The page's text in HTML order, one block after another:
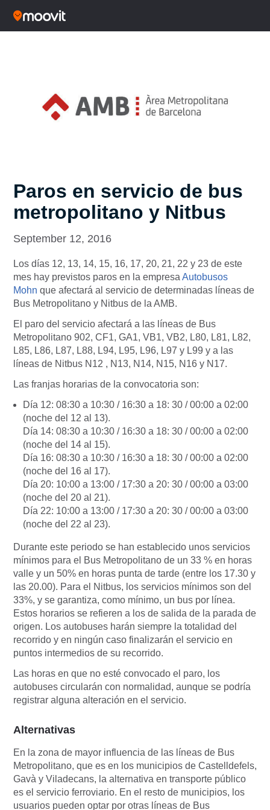
Paros en servicio de bus
metropolitano y Nitbus
September 12, 2016
Los días 12, 13, 14, 15, 16, 17, 20, 21, 22 y 23 de este
mes hay previstos paros en la empresa Autobusos
Mohn que afectará al servicio de determinadas líneas de
Bus Metropolitano y Nitbus de la AMB.
El paro del servicio afectará a las líneas de Bus
Metropolitano 902, CF1, GA1, VB1, VB2, L80, L81, L82,
L85, L86, L87, L88, L94, L95, L96, L97 y L99 y a las
líneas de Nitbus N12 , N13, N14, N15, N16 y N17.
Las franjas horarias de la convocatoria son:
Día 12: 08:30 a 10:30 / 16:30 a 18: 30 / 00:00 a 02:00
(noche del 12 al 13).
Día 14: 08:30 a 10:30 / 16:30 a 18: 30 / 00:00 a 02:00
(noche del 14 al 15).
Día 16: 08:30 a 10:30 / 16:30 a 18: 30 / 00:00 a 02:00
(noche del 16 al 17).
Día 20: 10:00 a 13:00 / 17:30 a 20: 30 / 00:00 a 03:00
(noche del 20 al 21).
Día 22: 10:00 a 13:00 / 17:30 a 20: 30 / 00:00 a 03:00
(noche del 22 al 23).
Durante este periodo se han establecido unos servicios
mínimos para el Bus Metropolitano de un 33 % en horas
valle y un 50% en horas punta de tarde (entre los 17.30 y
las 20.00). Para el Nitbus, los servicios mínimos son del
33%, y se garantiza, como mínimo, un bus por línea.
Estos horarios se refieren a los de salida de la parada de
origen. Los autobuses harán siempre la totalidad del
recorrido y en ningún caso finalizarán el servicio en
puntos intermedios de su recorrido.
Las horas en que no esté convocado el paro, los
autobuses circularán con normalidad, aunque se podría
registrar alguna alteración en el servicio.
Alternativas
En la zona de mayor influencia de las líneas de Bus
Metropolitano, que es en los municipios de Castelldefels,
Gavà y Viladecans, la alternativa en transporte público
es el servicio ferroviario. En el resto de municipios, los
usuarios pueden optar por otras líneas de Bus